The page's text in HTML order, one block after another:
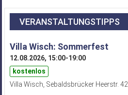
VERANSTALTUNGSTIPPS
Villa Wisch: Sommerfest
12.08.2026, 15:00-19:00
kostenlos
Villa Wisch, Sebaldsbrücker Heerstr.